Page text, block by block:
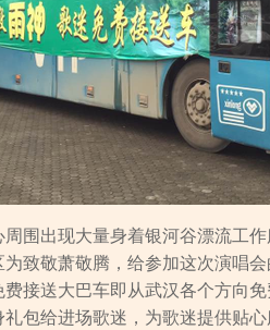
出现大量身着银河谷漂流工作
致敬萧敬腾，给参加这次演唱
接送大巴车即从武汉各个方向
包给进场歌迷，为歌迷提供贴